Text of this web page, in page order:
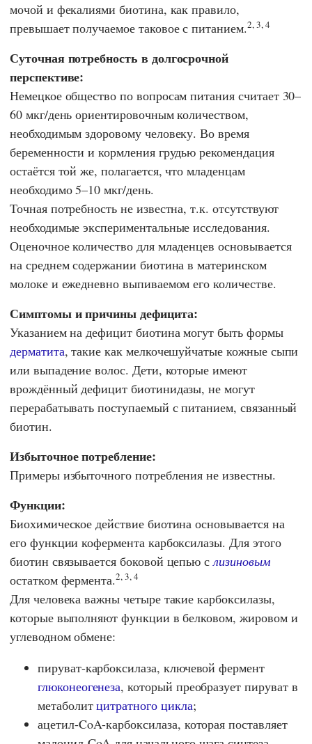
мочой и фекалиями биотина, как правило,
превышает получаемое таковое с питанием.2, 3, 4
Суточная потребность в долгосрочной
перспективе:
Немецкое общество по вопросам питания считает 30–
60 мкг/день ориентировочным количеством,
необходимым здоровому человеку. Во время
беременности и кормления грудью рекомендация
остаётся той же, полагается, что младенцам
необходимо 5–10 мкг/день.
Точная потребность не известна, т.к. отсутствуют
необходимые экспериментальные исследования.
Оценочное количество для младенцев основывается
на среднем содержании биотина в материнском
молоке и ежедневно выпиваемом его количестве.
Симптомы и причины дефицита:
Указанием на дефицит биотина могут быть формы
дерматита, такие как мелкочешуйчатые кожные сыпи
или выпадение волос. Дети, которые имеют
врождённый дефицит биотинидазы, не могут
перерабатывать поступаемый с питанием, связанный
биотин.
Избыточное потребление:
Примеры избыточного потребления не известны.
Функции:
Биохимическое действие биотина основывается на
его функции кофермента карбоксилазы. Для этого
биотин связывается боковой цепью слизиновым
остатком фермента.2, 3, 4
Для человека важны четыре такие карбоксилазы,
которые выполняют функции в белковом, жировом и
углеводном обмене:
пируват-карбоксилаза, ключевой фермент
глюконеогенеза, который преобразует пируват в
метаболитцитратного цикла;
ацетил-CoA-карбоксилаза, которая поставляет